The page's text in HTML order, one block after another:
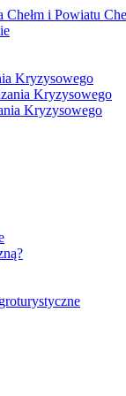
i Powiatu
Kryzysowego
Kryzysowego
Kryzysowego